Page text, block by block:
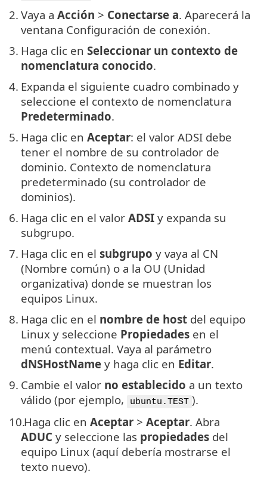
2. Vaya a Acción > Conectarse a. Aparecerá la
ventana Configuración de conexión.
3. Haga clic en Seleccionar un contexto de
nomenclatura conocido.
4. Expanda el siguiente cuadro combinado y
seleccione el contexto de nomenclatura
Predeterminado.
5. Haga clic en Aceptar: el valor ADSI debe
tener el nombre de su controlador de
dominio. Contexto de nomenclatura
predeterminado (su controlador de
dominios).
6. Haga clic en el valor ADSI y expanda su
subgrupo.
7. Haga clic en el subgrupo y vaya al CN
(Nombre común) o a la OU (Unidad
organizativa) donde se muestran los
equipos Linux.
8. Haga clic en el nombre de host del equipo
Linux y seleccione Propiedades en el
menú contextual. Vaya al parámetro
dNSHostName y haga clic en Editar.
9. Cambie el valor no establecido a un texto
válido (por ejemplo,
ubuntu.TEST ).
10.Haga clic en Aceptar > Aceptar. Abra
ADUC y seleccione las propiedades del
equipo Linux (aquí debería mostrarse el
texto nuevo).